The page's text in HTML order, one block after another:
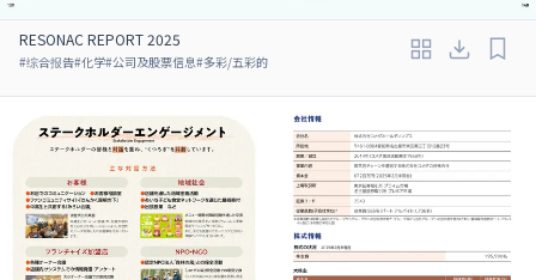
RESONAC REPORT 2025
#综合报告#化学#公司及股票信息#多彩/五彩的